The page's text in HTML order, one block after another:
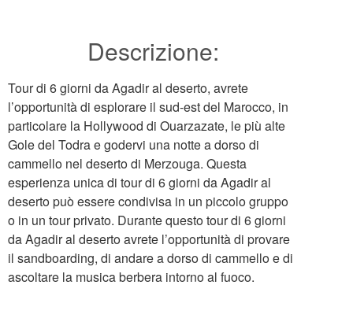
Descrizione:
Tour di 6 giorni da Agadir al deserto, avrete
l’opportunità di esplorare il sud-est del Marocco, in
particolare la Hollywood di Ouarzazate, le più alte
Gole del Todra e godervi una notte a dorso di
cammello nel deserto di Merzouga. Questa
esperienza unica di tour di 6 giorni da Agadir al
deserto può essere condivisa in un piccolo gruppo
o in un tour privato. Durante questo tour di 6 giorni
da Agadir al deserto avrete l’opportunità di provare
il sandboarding, di andare a dorso di cammello e di
ascoltare la musica berbera intorno al fuoco.